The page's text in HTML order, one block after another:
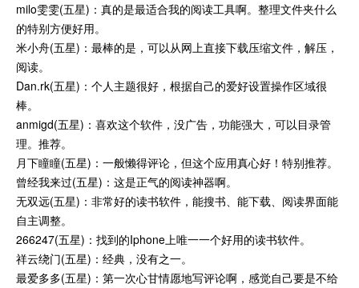
milo雯雯(五星)：真的是最适合我的阅读工具啊。整理文件夹什么
的特别方便好用。
米小舟(五星)：最棒的是，可以从网上直接下载压缩文件，解压，
阅读。
Dan.rk(五星)：个人主题很好，根据自己的爱好设置操作区域很
棒。
anmigd(五星)：喜欢这个软件，没广告，功能强大，可以目录管
理。推荐。
月下瞳瞳(五星)：一般懒得评论，但这个应用真心好！特别推荐。
曾经我来过(五星)：这是正气的阅读神器啊。
无双远(五星)：非常好的读书软件，能搜书、能下载、阅读界面能
自主调整。
266247(五星)：找到的Iphone上唯一一个好用的读书软件。
祥云绕门(五星)：经典，没有之一。
最爱多多(五星)：第一次心甘情愿地写评论啊，感觉自己要是不给